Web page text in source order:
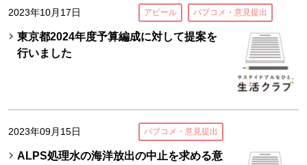
2023年10月17日 アピール パブコメ・意見提出
東京都2024年度予算編成に対して提案を
行いました
2023年09月15日 パブコメ・意見提出
ALPS処理水の海洋放出の中止を求める意